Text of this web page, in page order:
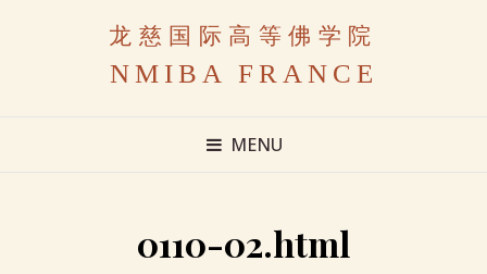
龙慈国际高等佛学院
NMIBA FRANCE
MENU
0110-02.html